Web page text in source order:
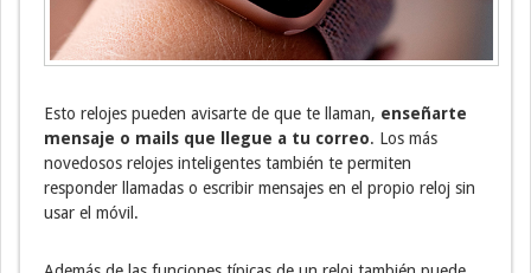
Esto relojes pueden avisarte de que te llaman, enseñarte
mensaje o mails que llegue a tu correo. Los más
novedosos relojes inteligentes también te permiten
responder llamadas o escribir mensajes en el propio reloj sin
usar el móvil.